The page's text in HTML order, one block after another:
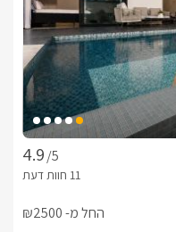
/5
החל מ- ₪2500